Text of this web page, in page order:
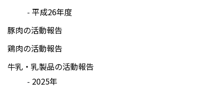
平成26年度
豚肉の活動報告
鶏肉の活動報告
牛乳・乳製品の活動報告
2025年